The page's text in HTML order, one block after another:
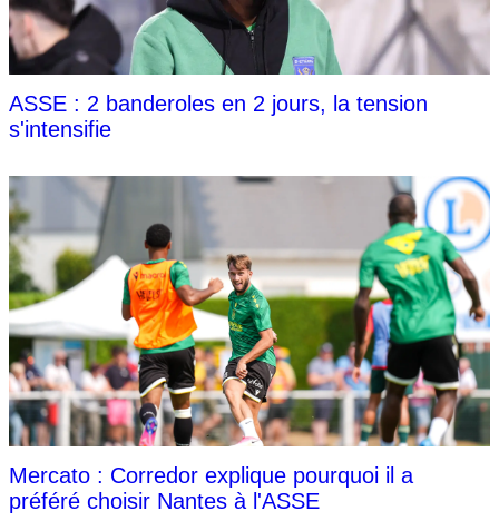
ASSE : 2 banderoles en 2 jours, la tension
s'intensifie
Mercato : Corredor explique pourquoi il a
préféré choisir Nantes à l'ASSE